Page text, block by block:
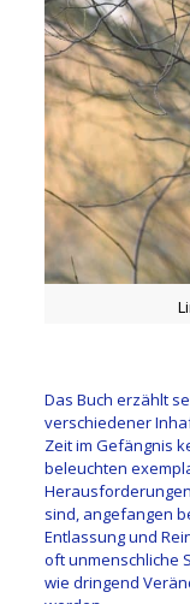
Das Buch erzählt
verschiedener
Zeit im Gefängnis
beleuchten
sind, angefangen
Entlassung und
oft unmenschliche
wie dringend